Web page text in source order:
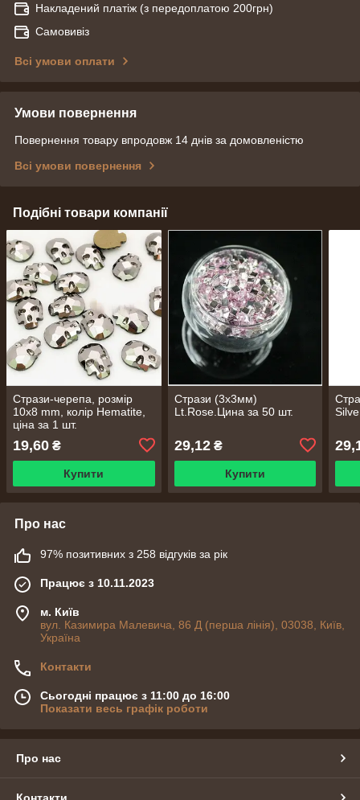
Накладений платіж (з передоплатою 200грн)
Самовивіз
Всі умови оплати
Умови повернення
Повернення товару впродовж 14 днів за домовленістю
Всі умови повернення
Подібні товари компанії
Стрази-черепа, розмір
10х8 mm, колір Hematite,
ціна за 1 шт.
19,60 ₴
Купити
Стрази (3х3мм)
Lt.Rose.Цина за 50 шт.
29,12₴
Купити
Про нас
97% позитивних з 258 відгуків за рік
Працює з 10.11.2023
м. Київ
вул. Казимира Малевича, 86 Д (перша лінія), 03038, Київ,
Україна
Контакти
Сьогодні працює з 11:00 до 16:00
Показати весь графік роботи
Про нас